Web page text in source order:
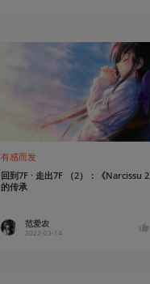
有感而发
回到7F · 走出7F （2）：《Narcissu
的传承
范爱农
2022-03-14